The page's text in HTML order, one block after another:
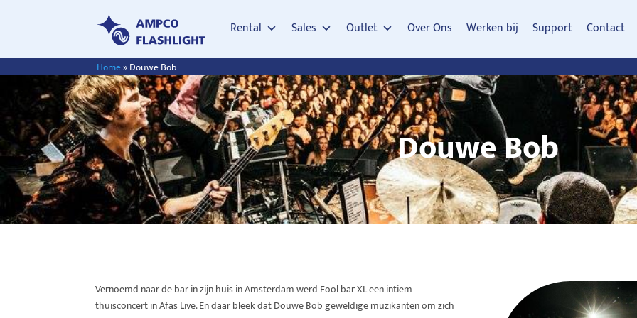
Rental Sales Outlet Over Ons Werken bij Support Contact
Home» Douwe Bob
Douwe Bob
Vernoemd naar de bar in zijn huis in Amsterdam werd Fool bar XL een intiem
thuisconcert in Afas Live. En daar bleek dat Douwe Bob geweldige muzikanten om zich